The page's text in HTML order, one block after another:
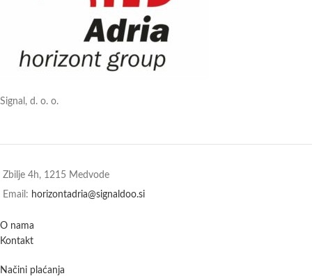
Signal, d. o. o.
Zbilje 4h, 1215 Medvode
Email: horizontadria@signaldoo.si
O nama
Kontakt
Načini plaćanja